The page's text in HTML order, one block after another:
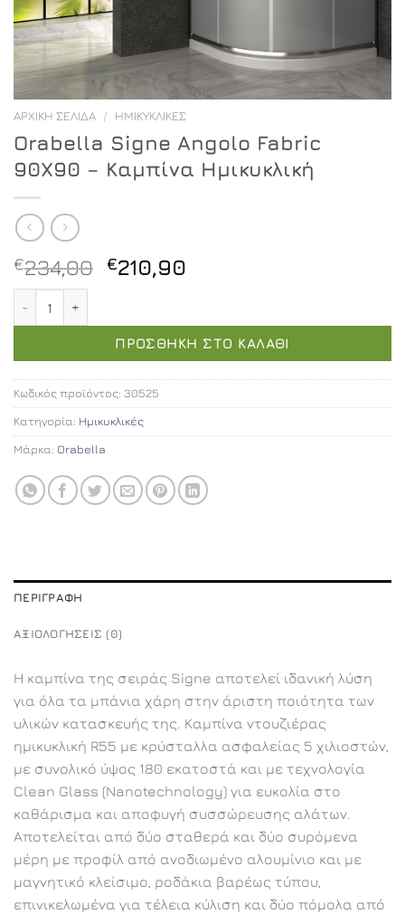
ΑΡΧΙΚΉ ΣΕΛΊΔΑ / ΗΜΙΚΥΚΛΙΚΈΣ
Orabella Signe Angolo Fabric
90X90 – Καμπίνα Ημικυκλική
€234,00 Original
€234,00.
€210,90
είναι:
€210,90.
ΠΡΟΣΘΉΚΗ ΣΤΟ ΚΑΛΆΘΙ
Κωδικός προϊόντος: 30525
Κατηγορία: Ημικυκλικές
Μάρκα: Orabella
ΠΕΡΙΓΡΑΦΉ
ΑΞΙΟΛΟΓΉΣΕΙΣ (0)
Η καμπίνα της σειράς Signe αποτελεί ιδανική λύση
για όλα τα μπάνια χάρη στην άριστη ποιότητα των
υλικών κατασκευής της. Καμπίνα ντουζιέρας
ημικυκλική R55 με κρύσταλλα ασφαλείας 5 χιλιοστών,
με συνολικό ύψος 180 εκατοστά και με τεχνολογία
Clean Glass (Nanotechnology) για ευκολία στο
καθάρισμα και αποφυγή συσσώρευσης αλάτων.
Αποτελείται από δύο σταθερά και δύο συρόμενα
μέρη με προφίλ από ανοδιωμένο αλουμίνιο και με
μαγνητικό κλείσιμο, ροδάκια βαρέως τύπου,
επινικελωμένα για τέλεια κύλιση και δύο πόμολα από